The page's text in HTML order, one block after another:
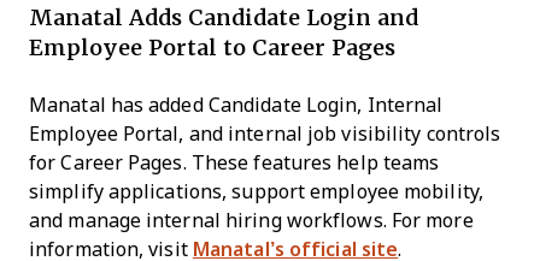
Manatal Adds Candidate Login and
Employee Portal to Career Pages
Manatal has added Candidate Login, Internal
Employee Portal, and internal job visibility controls
for Career Pages. These features help teams
simplify applications, support employee mobility,
and manage internal hiring workflows. For more
information, visit Manatal’s official site.